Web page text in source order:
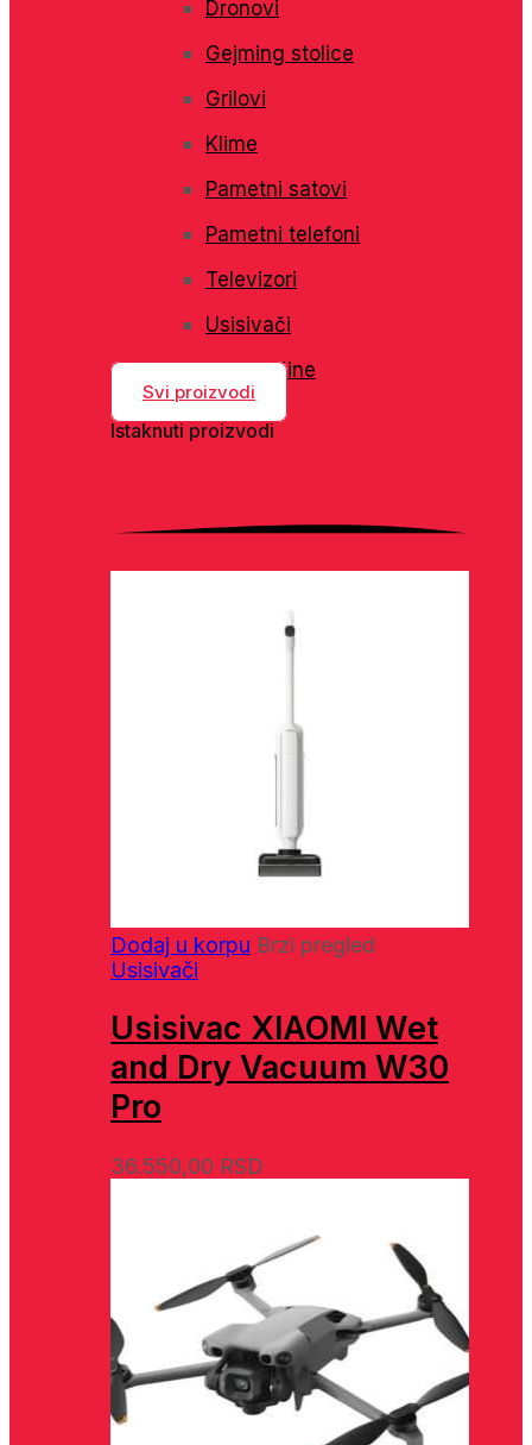
Dronovi
Gejming stolice
Grilovi
Klime
Pametni satovi
Pametni telefoni
Televizori
Usisivači
Veš mašine
Svi proizvodi
Istaknuti proizvodi
Dodaj u korpu Brzi pregled
Usisivači
Usisivac XIAOMI Wet
and Dry Vacuum W30
Pro
36.550,00 RSD